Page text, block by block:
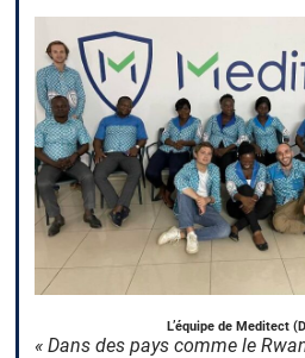
L’équipe de Meditect
« Dans des pays comme le